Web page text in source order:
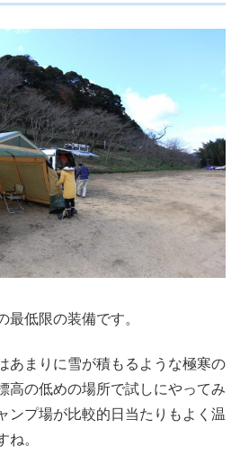
最低限の装備です。
あまりに雪が積もるような極寒の
高の低めの場所で試しにやってみ
ンプ場が比較的日当たりもよく温
ね。